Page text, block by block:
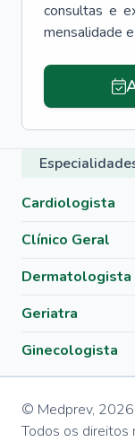
consultas e
mensalidade
Cardiologista
Clínico Geral
Dermatologista
Geriatra
Ginecologista
© Medprev, 2026
Todos os direitos